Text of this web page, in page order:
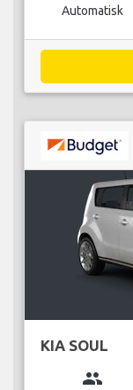
Automatisk
KIA SOUL
group